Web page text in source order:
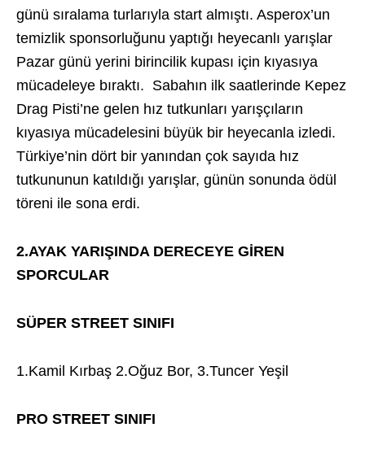
günü sıralama turlarıyla start almıştı. Asperox’un
temizlik sponsorluğunu yaptığı heyecanlı yarışlar
Pazar günü yerini birincilik kupası için kıyasıya
mücadeleye bıraktı. Sabahın ilk saatlerinde Kepez
Drag Pisti’ne gelen hız tutkunları yarışçıların
kıyasıya mücadelesini büyük bir heyecanla izledi.
Türkiye’nin dört bir yanından çok sayıda hız
tutkununun katıldığı yarışlar, günün sonunda ödül
töreni ile sona erdi.
2.AYAK YARIŞINDA DERECEYE GİREN
SPORCULAR
SÜPER STREET SINIFI
1.Kamil Kırbaş 2.Oğuz Bor, 3.Tuncer Yeşil
PRO STREET SINIFI